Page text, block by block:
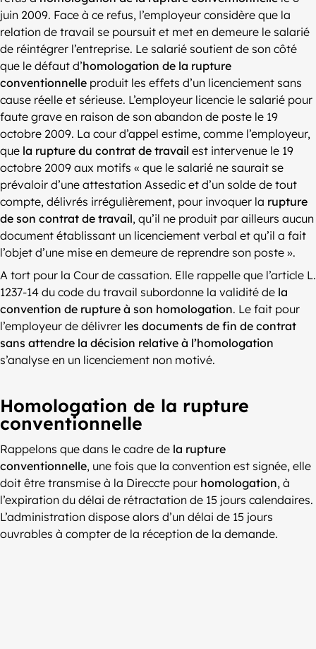
juin 2009. Face à ce refus, l’employeur considère que la
relation de travail se poursuit et met en demeure le salarié
de réintégrer l’entreprise. Le salarié soutient de son côté
que le défaut d’homologation de la rupture
conventionnelle produit les effets d’un licenciement sans
cause réelle et sérieuse. L’employeur licencie le salarié pour
faute grave en raison de son abandon de poste le 19
octobre 2009. La cour d’appel estime, comme l’employeur,
que la rupture du contrat de travail est intervenue le 19
octobre 2009 aux motifs « que le salarié ne saurait se
prévaloir d’une attestation Assedic et d’un solde de tout
compte, délivrés irrégulièrement, pour invoquer la rupture
de son contrat de travail, qu’il ne produit par ailleurs aucun
document établissant un licenciement verbal et qu’il a fait
l’objet d’une mise en demeure de reprendre son poste ».
A tort pour la Cour de cassation. Elle rappelle que l’article L.
1237-14 du code du travail subordonne la validité de la
convention de rupture à son homologation. Le fait pour
l’employeur de délivrer les documents de fin de contrat
sans attendre la décision relative à l’homologation
s’analyse en un licenciement non motivé.
Homologation de la rupture
conventionnelle
Rappelons que dans le cadre de la rupture
conventionnelle, une fois que la convention est signée, elle
doit être transmise à la Direccte pour homologation, à
l’expiration du délai de rétractation de 15 jours calendaires.
L’administration dispose alors d’un délai de 15 jours
ouvrables à compter de la réception de la demande.